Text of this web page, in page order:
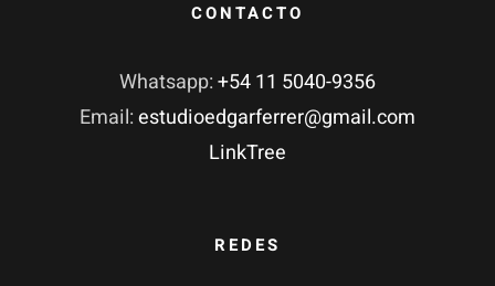
CONTACTO
Whatsapp:+54 11 5040-9356
Email:estudioedgarferrer@gmail.com
LinkTree
REDES